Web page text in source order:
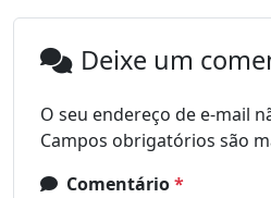
Deixe um
O seu endereço de e-mail
Campos obrigatórios são
Comentário*